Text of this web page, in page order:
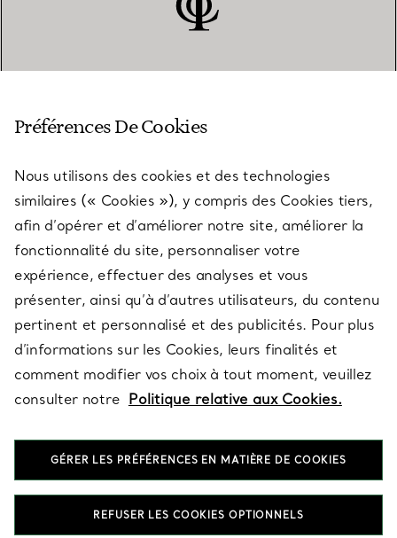
SERVICES
À PROPOS
QUESTIONS LÉGALES
SUIVEZ-NOUS
Préférences De Cookies
Nous utilisons des cookies et des technologies
similaires (« Cookies »), y compris des Cookies tiers,
afin d’opérer et d’améliorer notre site, améliorer la
fonctionnalité du site, personnaliser votre
expérience, effectuer des analyses et vous
présenter, ainsi qu’à d’autres utilisateurs, du contenu
pertinent et personnalisé et des publicités. Pour plus
d’informations sur les Cookies, leurs finalités et
comment modifier vos choix à tout moment, veuillez
consulter notre Politique relative aux Cookies.
GÉRER LES PRÉFÉRENCES EN MATIÈRE DE COOKIES
REFUSER LES COOKIES OPTIONNELS